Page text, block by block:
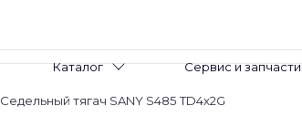
Каталог Сервис и запчасти
Седельный тягач SANY S485 TD4х2G